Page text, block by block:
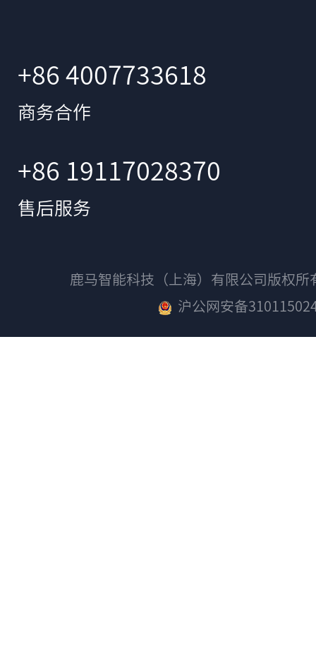
+86 4007733618
商务合作
+86 19117028370
售后服务
鹿马智能科技（上海）有限公司版权
沪公网安备